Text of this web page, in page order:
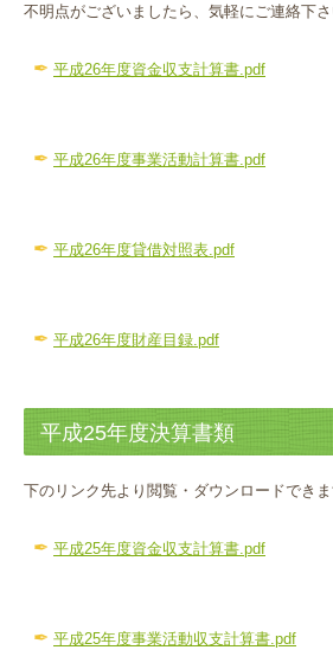
不明点がございましたら、気軽にご連絡下さ
✒ 平成26年度資金収支計算書.pdf
✒ 平成26年度事業活動計算書.pdf
✒ 平成26年度貸借対照表.pdf
✒ 平成26年度財産目録.pdf
平成25年度決算書類
下のリンク先より閲覧・ダウンロードできま
✒ 平成25年度資金収支計算書.pdf
✒ 平成25年度事業活動収支計算書.pdf